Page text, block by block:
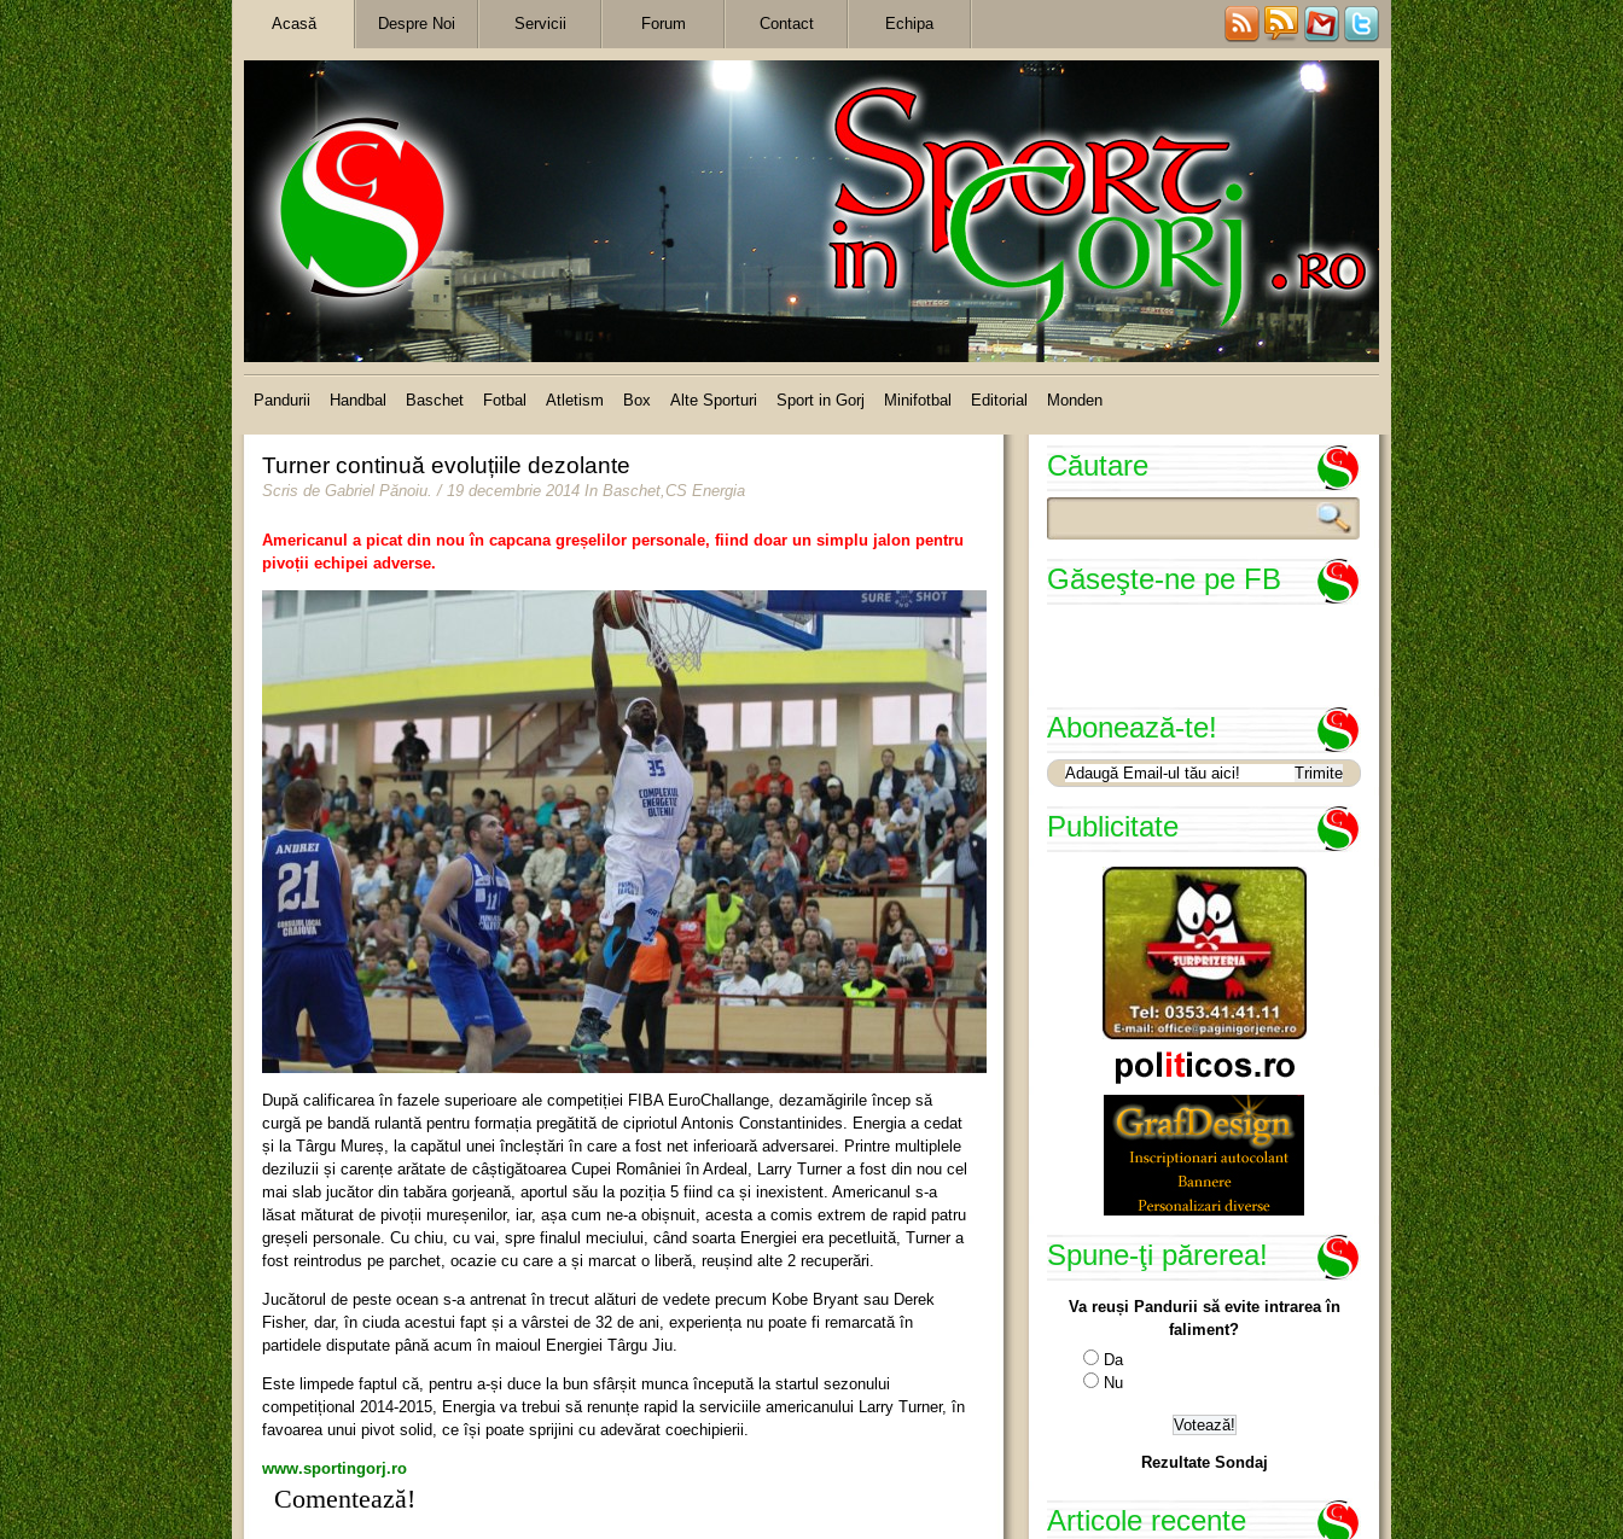
Acasă Despre Noi Servicii Forum Contact Echipa
Pandurii Handbal Baschet Fotbal Atletism Box Alte Sporturi Sport in Gorj Minifotbal Editorial Monden
Turner continuă evoluțiile dezolante
Scris de Gabriel Pănoiu. / 19 decembrie 2014 In Baschet,CS Energia
Americanul a picat din nou în capcana greșelilor personale, fiind doar un simplu jalon pentru
pivoții echipei adverse.
După calificarea în fazele superioare ale competiției FIBA EuroChallange, dezamăgirile încep să
curgă pe bandă rulantă pentru formația pregătită de cipriotul Antonis Constantinides. Energia a cedat
și la Târgu Mureș, la capătul unei încleștări în care a fost net inferioară adversarei. Printre multiplele
deziluzii și carențe arătate de câștigătoarea Cupei României în Ardeal, Larry Turner a fost din nou cel
mai slab jucător din tabăra gorjeană, aportul său la poziția 5 fiind ca și inexistent. Americanul s-a
lăsat măturat de pivoții mureșenilor, iar, așa cum ne-a obișnuit, acesta a comis extrem de rapid patru
greșeli personale. Cu chiu, cu vai, spre finalul meciului, când soarta Energiei era pecetluită, Turner a
fost reintrodus pe parchet, ocazie cu care a și marcat o liberă, reușind alte 2 recuperări.
Jucătorul de peste ocean s-a antrenat în trecut alături de vedete precum Kobe Bryant sau Derek
Fisher, dar, în ciuda acestui fapt și a vârstei de 32 de ani, experiența nu poate fi remarcată în
partidele disputate până acum în maioul Energiei Târgu Jiu.
Este limpede faptul că, pentru a-și duce la bun sfârșit munca începută la startul sezonului
competițional 2014-2015, Energia va trebui să renunțe rapid la serviciile americanului Larry Turner, în
favoarea unui pivot solid, ce își poate sprijini cu adevărat coechipierii.
www.sportingorj.ro
Comentează!
Căutare
Găseşte-ne pe FB
Abonează-te!
Publicitate
Spune-ţi părerea!
Va reuși Pandurii să evite intrarea în
faliment?
Da
Nu
Rezultate Sondaj
Articole recente